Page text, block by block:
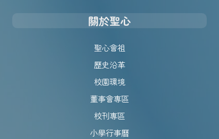
關於聖心
聖心會祖
歷史沿革
校園環境
董事會專區
校刊專區
小學行事曆